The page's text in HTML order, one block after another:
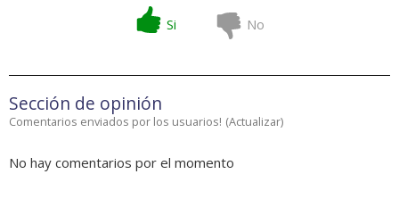
Si No
Sección de opinión
Comentarios enviados por los usuarios! (Actualizar)
No hay comentarios por el momento